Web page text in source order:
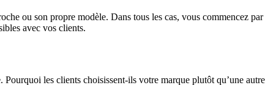
ou son propre modèle. Dans tous les cas, vous commencez par
avec vos clients.
les clients choisissent-ils votre marque plutôt qu’une autre